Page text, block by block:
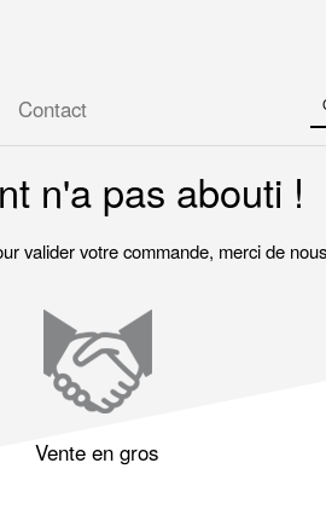
Contact
n'a pas abouti !
valider votre commande, merci de
Vente en gros